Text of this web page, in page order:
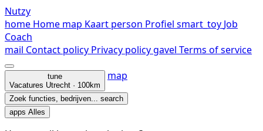
Nutzy
home Home map Kaart person Profiel smart_toy Job
Coach
mail Contact policy Privacy policygavel Terms of service
tune
Vacatures Utrecht · 100km
map
Zoek functies, bedrijven... search
apps Alles